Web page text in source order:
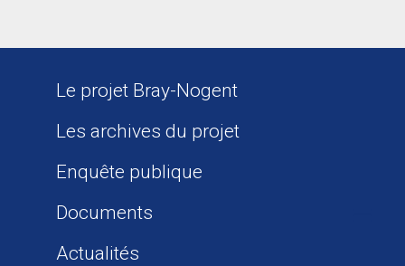
Le projet Bray-Nogent
Les archives du projet
Enquête publique
Documents
Actualités